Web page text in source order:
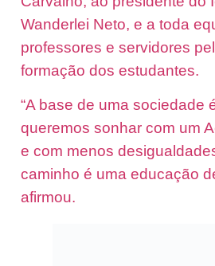
Wanderlei Neto, e a toda
professores e servidores
formação dos estudantes.
“A base de uma sociedade
queremos sonhar com um
e com menos
caminho é uma educação
afirmou.